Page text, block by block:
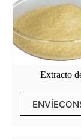
Extracto